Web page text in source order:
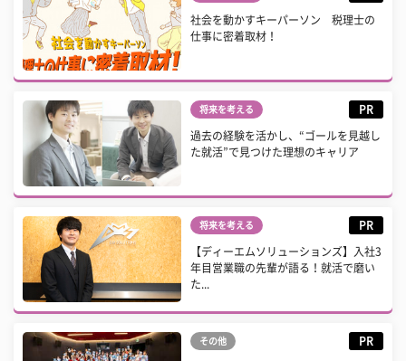
社会を動かすキーパーソン 税理士の
仕事に密着取材！
将来を考える PR
過去の経験を活かし、“ゴールを見越し
た就活”で見つけた理想のキャリア
将来を考える PR
【ディーエムソリューションズ】入社3
年目営業職の先輩が語る！就活で磨い
た...
その他 PR